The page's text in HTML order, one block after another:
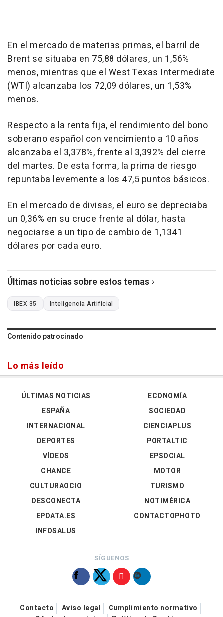
En el mercado de materias primas, el barril de
Brent se situaba en 75,88 dólares, un 1,56%
menos, mientras que el West Texas Intermediate
(WTI) alcanzaba los 72,09 dólares, un 1,53%
menos.
Respecto a la renta fija, el rendimiento del bono
soberano español con vencimiento a 10 años
alcanzaba el 3,378%, frente al 3,392% del cierre
del martes. De esta forma, la prima de riesgo
repuntaba levemente a los 47,5 puntos básicos.
En el mercado de divisas, el euro se depreciaba
un 0,36% en su cruce frente al dólar, hasta
negociarse a un tipo de cambio de 1,1341
dólares por cada euro.
Últimas noticias sobre estos temas
IBEX 35 Inteligencia Artificial
Contenido patrocinado
Lo más leído
ÚLTIMAS NOTICIAS
ESPAÑA
INTERNACIONAL
DEPORTES
VÍDEOS
ECONOMÍA
SOCIEDAD
CIENCIAPLUS
PORTALTIC
EPSOCIAL
CHANCE
CULTURAOCIO
DESCONECTA
EPDATA.ES
INFOSALUS
MOTOR
TURISMO
NOTIMÉRICA
CONTACTOPHOTO
SÍGUENOS
Contacto Aviso legal
Cumplimiento normativo